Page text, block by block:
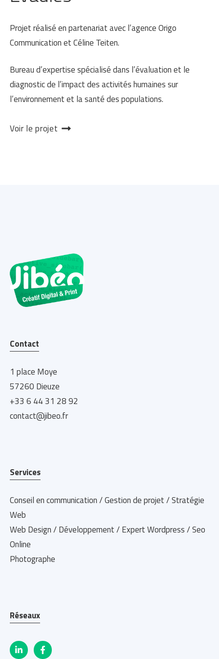
Projet réalisé en partenariat avec l’agence Origo
Communication et Céline Teiten.
Bureau d’expertise spécialisé dans l’évaluation et le
diagnostic de l’impact des activités humaines sur
l’environnement et la santé des populations.
Voir le projet
Contact
1 place Moye
57260 Dieuze
+33 6 44 31 28 92
contact@jibeo.fr
Services
Conseil en communication / Gestion de projet / Stratégie
Web
Web Design / Développement / Expert Wordpress / Seo
Online
Photographe
Réseaux